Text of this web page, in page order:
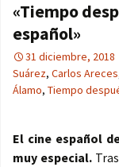
«Tiempo
español»
31 diciembre, 2018
Suárez, Carlos Areces
Álamo, Tiempo
El cine español
muy especial.